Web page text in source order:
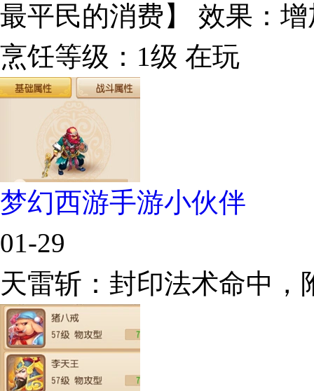
最平民的消费】 效果：
烹饪等级：1级 在玩
梦幻西游手游小伙伴
01-29
天雷斩：封印法术命中